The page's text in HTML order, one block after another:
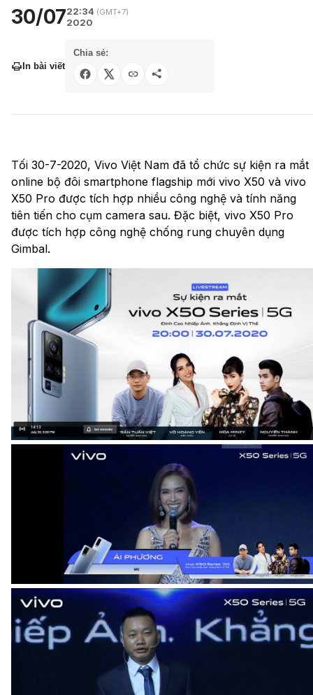
30/0722:34 (GMT+7)
2020
In bài viết
Chia sẻ:
Tối 30-7-2020, Vivo Việt Nam đã tổ chức sự kiện ra mắt
online bộ đôi smartphone flagship mới vivo X50 và vivo
X50 Pro được tích hợp nhiều công nghệ và tính năng
tiên tiến cho cụm camera sau. Đặc biệt, vivo X50 Pro
được tích hợp công nghệ chống rung chuyên dụng
Gimbal.